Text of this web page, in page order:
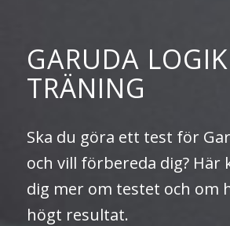
GARUDA LOGIK
TRÄNING
Ska du göra ett test för
och vill förbereda dig? Här
dig mer om testet och om
högt resultat.